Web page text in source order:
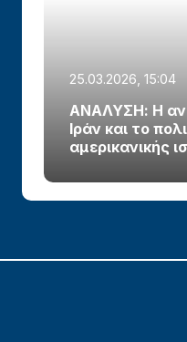
25.03.2026, 15:04
ΑΝΑΛΥΣΗ: Η
Ιράν και το
αμερικανικής